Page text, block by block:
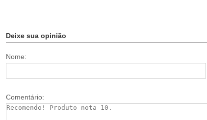
Deixe sua opinião
Nome:
Comentário: